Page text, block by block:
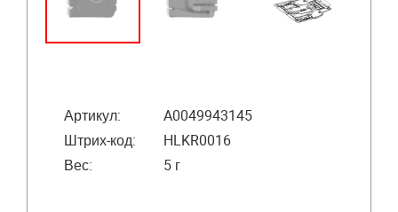
Артикул:
A0049943145
Штрих-код:
HLKR0016
Вес:
5 г